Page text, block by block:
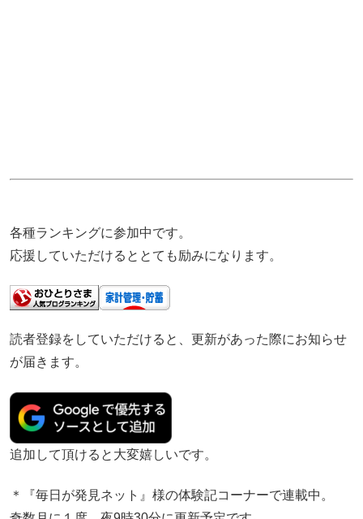
各種ランキングに参加中です。
応援していただけるととても励みになります。
読者登録をしていただけると、更新があった際にお知らせ
が届きます。
追加して頂けると大変嬉しいです。
＊『毎日が発見ネット』様の体験記コーナーで連載中。